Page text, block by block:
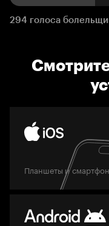
294 голоса
Планшеты и